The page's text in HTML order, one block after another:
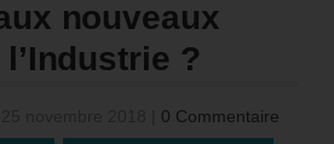
nouveaux
?
0 Commentaire